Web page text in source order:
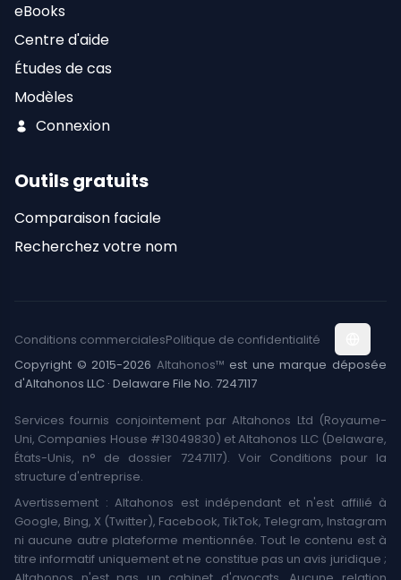
eBooks
Centre d'aide
Études de cas
Modèles
Connexion
Outils gratuits
Comparaison faciale
Recherchez votre nom
Copyright © 2015-2026 Altahonos™ est une marque déposée
d'Altahonos LLC · Delaware File No. 7247117
Conditions commercialesPolitique de confidentialité
Services fournis conjointement par Altahonos Ltd (Royaume-
Uni, Companies House #13049830) et Altahonos LLC (Delaware,
États-Unis, n° de dossier 7247117). Voir Conditions pour la
structure d'entreprise.
Avertissement : Altahonos est indépendant et n'est affilié à
Google, Bing, X (Twitter), Facebook, TikTok, Telegram, Instagram
ni aucune autre plateforme mentionnée. Tout le contenu est à
titre informatif uniquement et ne constitue pas un avis juridique ;